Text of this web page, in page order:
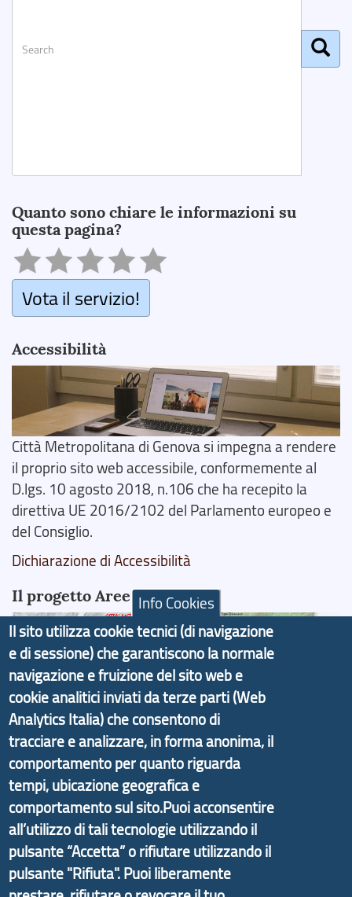
Quanto sono chiare le informazioni su
questa pagina?
Vota il servizio!
Accessibilità
Città Metropolitana di Genova si impegna a rendere
il proprio sito web accessibile, conformemente al
D.lgs. 10 agosto 2018, n.106 che ha recepito la
direttiva UE 2016/2102 del Parlamento europeo e
del Consiglio.
Dichiarazione di Accessibilità
Il progetto Aree Interne
Il portale di marketing territoriale e sviluppo locale
di Genova Città Metropolitana si è sviluppato a
partire dal progetto nazionale Aree Interne
promosso dal Dipartimento per lo Sviluppo
Economico e finalizzato al rilancio socio-economico
delle valli dell’entroterra. In particolare fornisce
informazioni ed aggiornamenti sulla Strategia
d'Area Antola-Tigullio, in collaborazione con Regione
Liguria ed ANCI Liguria.
Info Cookies
Il sito utilizza cookie tecnici (di navigazione
e di sessione) che garantiscono la normale
navigazione e fruizione del sito web e
cookie analitici inviati da terze parti (Web
Analytics Italia) che consentono di
tracciare e analizzare, in forma anonima, il
comportamento per quanto riguarda
tempi, ubicazione geografica e
comportamento sul sito.Puoi acconsentire
all’utilizzo di tali tecnologie utilizzando il
pulsante “Accetta” o rifiutare utilizzando il
pulsante "Rifiuta". Puoi liberamente